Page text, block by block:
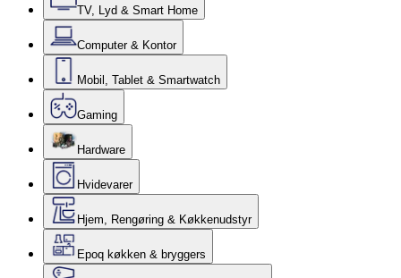
TV, Lyd & Smart Home
Computer & Kontor
Mobil, Tablet & Smartwatch
Gaming
Hardware
Hvidevarer
Hjem, Rengøring & Køkkenudstyr
Epoq køkken & bryggers